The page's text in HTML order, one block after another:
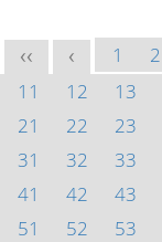
<< < 1 2
11
12 13
21
22 23
31
32 33
41
42 43
51
52 53